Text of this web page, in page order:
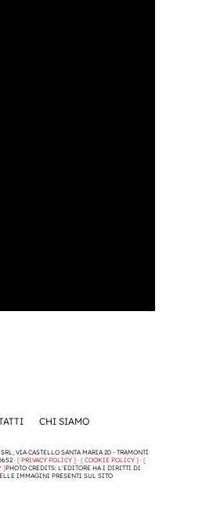
CHI SIAMO
VIA CASTELLO SANTA MARIA 20 - TRAMONTI
· [ PRIVACY POLICY ]· [ COOKIE POLICY ]· [
]PHOTO CREDITS: L'EDITORE HA I DIRITTI DI
IMMAGINI PRESENTI SUL SITO